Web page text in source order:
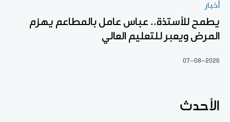
أخبار
يطمح للأستذة.. عباس عامل بالمطاعم يهزم
المرض ويعبر للتعليم العالي
07-08-2026
الأحدث